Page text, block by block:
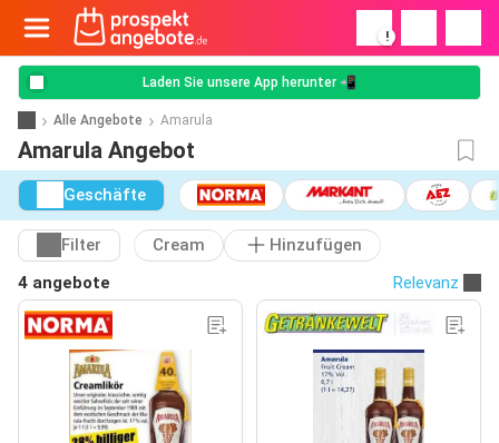
!
Laden Sie unsere App herunter 📲
Alle Angebote Amarula
Amarula Angebot
Geschäfte
Filter Cream
Hinzufügen
4 angebote
Relevanz